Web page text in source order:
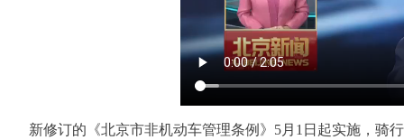
新修订的《北京市非机动车管理条例》5月1日起实施，骑行